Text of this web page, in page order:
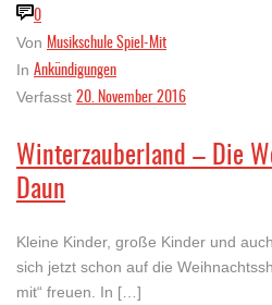
0
Von Musikschule Spiel-Mit
In Ankündigungen
Verfasst 20. November 2016
Winterzauberland – Die
Daun
Kleine Kinder, große Kinder und
sich jetzt schon auf die
mit“ freuen. In […]